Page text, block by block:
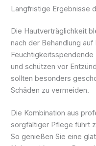
Langfristige Ergebnisse
Die Hautverträglichkeit
nach der Behandlung auf
und schützen vor
sollten besonders
Schäden zu vermeiden.
Die Kombination aus
sorgfältiger Pflege führt
So genießen Sie eine